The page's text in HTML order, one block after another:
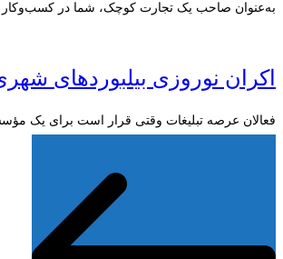
به‌عنوان صاحب یک تجارت کوچک، شما در
اکران نوروزی بیلبوردهای
فعالان عرصه تبلیغات وقتی قرار است برای یک